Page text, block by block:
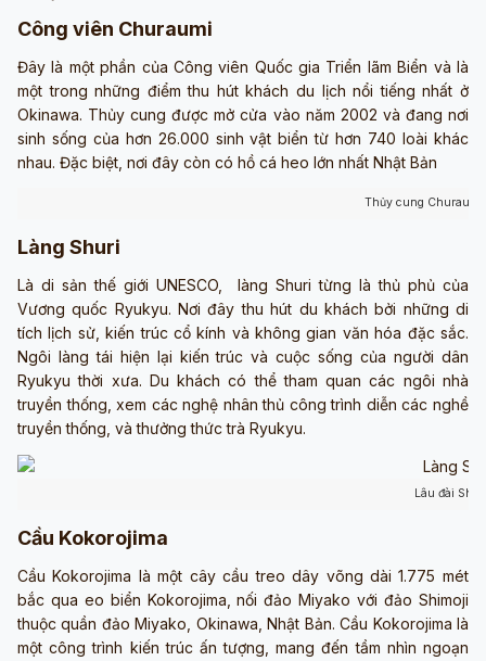
Công viên Churaumi
Đây là một phần của Công viên Quốc gia Triển lãm Biển và là
một trong những điểm thu hút khách du lịch nổi tiếng nhất ở
Okinawa. Thủy cung được mở cửa vào năm 2002 và đang nơi
sinh sống của hơn 26.000 sinh vật biển từ hơn 740 loài khác
nhau. Đặc biệt, nơi đây còn có hồ cá heo lớn nhất Nhật Bản
Thủy cung Churaumi
Làng Shuri
Là di sản thế giới UNESCO, làng Shuri từng là thủ phủ của
Vương quốc Ryukyu. Nơi đây thu hút du khách bởi những di
tích lịch sử, kiến trúc cổ kính và không gian văn hóa đặc sắc.
Ngôi làng tái hiện lại kiến trúc và cuộc sống của người dân
Ryukyu thời xưa. Du khách có thể tham quan các ngôi nhà
truyền thống, xem các nghệ nhân thủ công trình diễn các nghề
truyền thống, và thưởng thức trà Ryukyu.
Lâu đài
Cầu Kokorojima
Cầu Kokorojima là một cây cầu treo dây võng dài 1.775 mét
bắc qua eo biển Kokorojima, nối đảo Miyako với đảo Shimoji
thuộc quần đảo Miyako, Okinawa, Nhật Bản. Cầu Kokorojima là
một công trình kiến trúc ấn tượng, mang đến tầm nhìn ngoạn